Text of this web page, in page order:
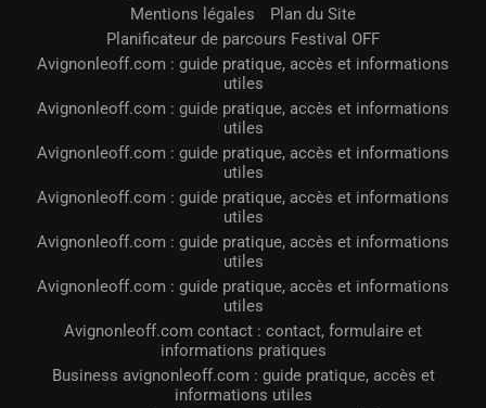
Mentions légales
Plan du Site
Planificateur de parcours Festival OFF
Avignonleoff.com : guide pratique, accès et informations
utiles
Avignonleoff.com : guide pratique, accès et informations
utiles
Avignonleoff.com : guide pratique, accès et informations
utiles
Avignonleoff.com : guide pratique, accès et informations
utiles
Avignonleoff.com : guide pratique, accès et informations
utiles
Avignonleoff.com : guide pratique, accès et informations
utiles
Avignonleoff.com contact : contact, formulaire et
informations pratiques
Business avignonleoff.com : guide pratique, accès et
informations utiles